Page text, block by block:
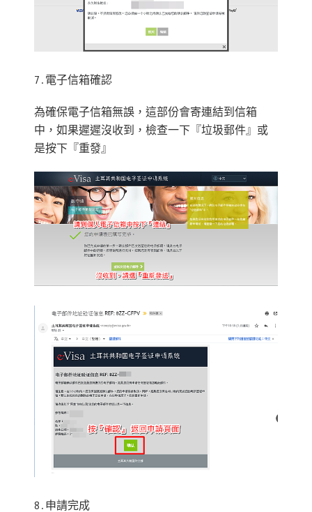
7.電子信箱確認
為確保電子信箱無誤，這部份會寄連結到信箱
中，如果遲遲沒收到，檢查一下『垃圾郵件』或
是按下『重發』
8.申請完成